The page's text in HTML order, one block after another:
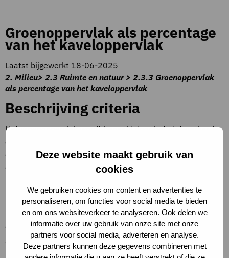
Deze website maakt gebruik van
cookies
We gebruiken cookies om content en advertenties te
personaliseren, om functies voor social media te bieden
en om ons websiteverkeer te analyseren. Ook delen we
informatie over uw gebruik van onze site met onze
partners voor social media, adverteren en analyse.
Deze partners kunnen deze gegevens combineren met
Groenoppervlak als percentage
van het kaveloppervlak
Laatst bijgewerkt 18-06-2025
2. Milieu> 2.3 Ruimte en natuur > 2.3.3 Groenoppervlak
als percentage van het kaveloppervlak
Beschrijving criteria
Het groenoppervlak wordt bepaald door het niet-verharde
oppervlak, de groene daken en de groene gevels bij elkaar
op te tellen. Het groen is een vast onderdeel van het
ontwerp of gebouw/kavel.
De kavelgrootte is het perceeloppervlak zoals dat
kadastraal is vastgelegd. Als er gebruik wordt gemaakt van
meerdere percelen dan wordt het oppervlak daarvan bij
elkaar opgeteld. Bereken het percentage door het
groenoppervlak te delen door het kaveloppervlak.